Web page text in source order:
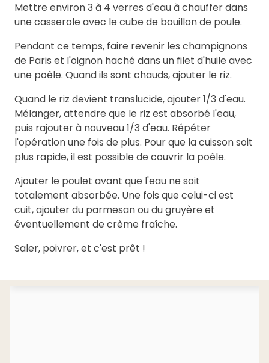
Mettre environ 3 à 4 verres d'eau à chauffer dans
une casserole avec le cube de bouillon de poule.
Pendant ce temps, faire revenir les champignons
de Paris et l'oignon haché dans un filet d'huile avec
une poêle. Quand ils sont chauds, ajouter le riz.
Quand le riz devient translucide, ajouter 1/3 d'eau.
Mélanger, attendre que le riz est absorbé l'eau,
puis rajouter à nouveau 1/3 d'eau. Répéter
l'opération une fois de plus. Pour que la cuisson soit
plus rapide, il est possible de couvrir la poêle.
Ajouter le poulet avant que l'eau ne soit
totalement absorbée. Une fois que celui-ci est
cuit, ajouter du parmesan ou du gruyère et
éventuellement de crème fraîche.
Saler, poivrer, et c'est prêt !